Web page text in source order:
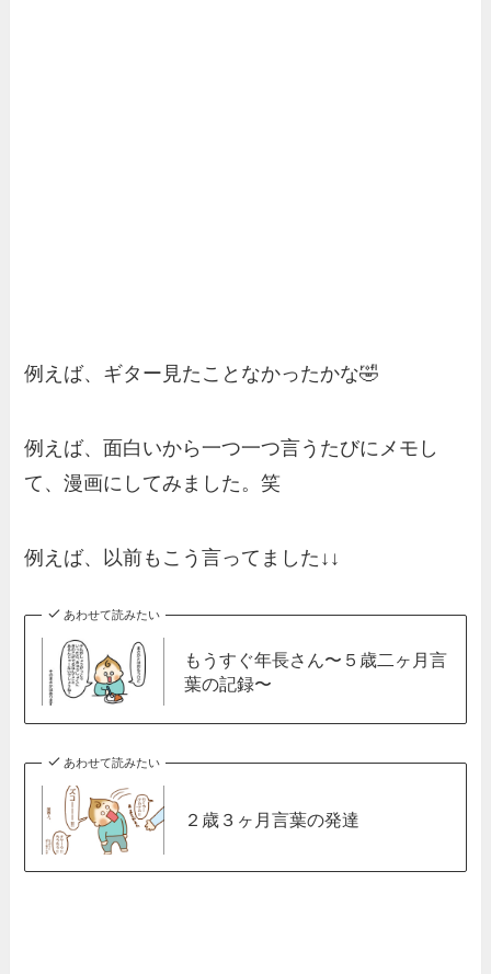
例えば、ギター見たことなかったかな🤣
例えば、面白いから一つ一つ言うたびにメモし
て、漫画にしてみました。笑
例えば、以前もこう言ってました↓↓
あわせて読みたい
もうすぐ年長さん〜５歳二ヶ月言
葉の記録〜
あわせて読みたい
２歳３ヶ月言葉の発達